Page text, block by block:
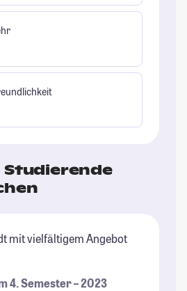
Studierende
mit vielfältigem Angebot
4. Semester – 2023